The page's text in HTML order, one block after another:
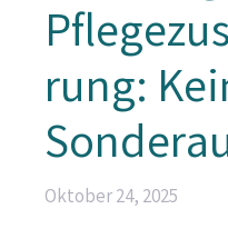
rung:
Oktober 24, 2025